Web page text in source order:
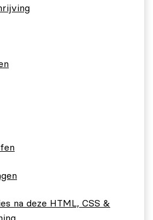
na deze HTML, CSS &